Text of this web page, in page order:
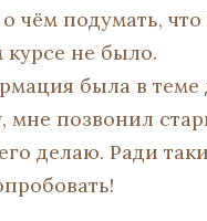
о чём подумать,
не было.
была в теме
мне позвонил
делаю. Ради